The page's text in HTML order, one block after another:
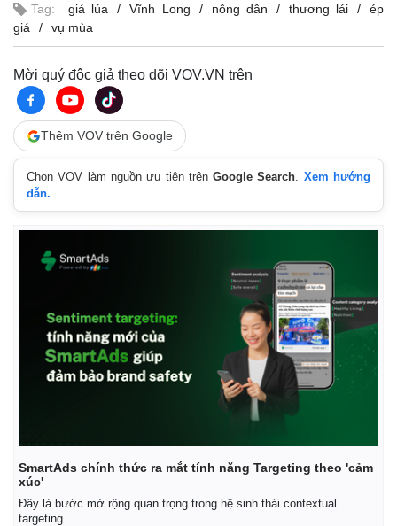
Vụ án
Tin nóng
Tư vấn luật
Vũ khí
Tag: giá lúa Vĩnh Long nông dân thương lái
ép
giá
vụ mùa
Mời quý độc giả theo dõi VOV.VN trên
Thêm VOV trên Google
Chọn VOV làm nguồn ưu tiên trênGoogle Search. Xem hướng
dẫn.
SmartAds chính thức ra mắt tính năng Targeting theo 'cảm
xúc'
Đây là bước mở rộng quan trọng trong hệ sinh thái contextual
targeting.